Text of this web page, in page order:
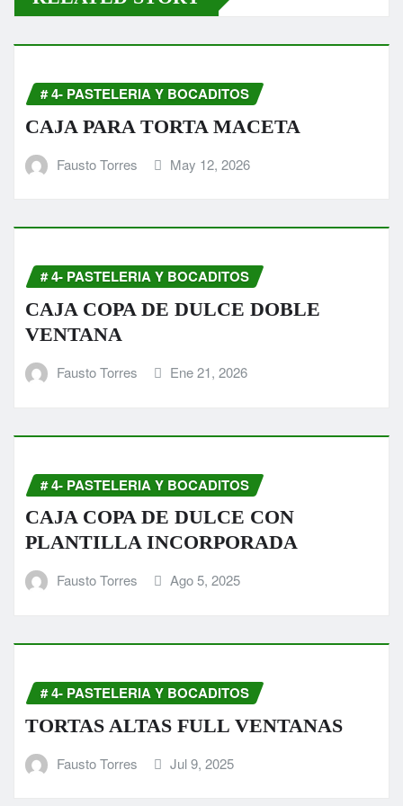
# 4- PASTELERIA Y BOCADITOS
CAJA PARA TORTA MACETA
Fausto Torres May 12, 2026
# 4- PASTELERIA Y BOCADITOS
CAJA COPA DE DULCE DOBLE
VENTANA
Fausto Torres Ene 21, 2026
# 4- PASTELERIA Y BOCADITOS
CAJA COPA DE DULCE CON
PLANTILLA INCORPORADA
Fausto Torres Ago 5, 2025
# 4- PASTELERIA Y BOCADITOS
TORTAS ALTAS FULL VENTANAS
Fausto Torres Jul 9, 2025